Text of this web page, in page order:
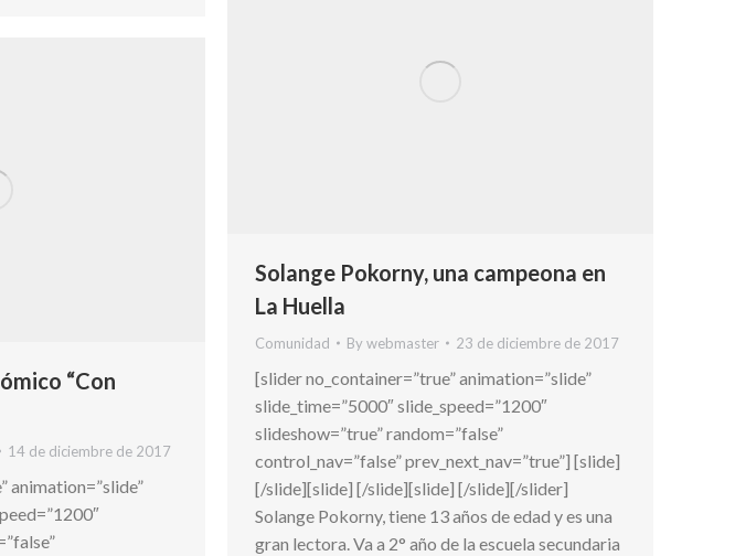
Solange Pokorny, una campeona en
La Huella
Comunidad Bywebmaster 23 de diciembre de 2017
[slider no_container=”true” animation=”slide”
slide_time=”5000″ slide_speed=”1200″
slideshow=”true” random=”false”
control_nav=”false” prev_next_nav=”true”] [slide]
[/slide][slide] [/slide][slide] [/slide][/slider]
Solange Pokorny, tiene 13 años de edad y es una
gran lectora. Va a 2° año de la escuela secundaria
“Con
14 de diciembre de 2017
animation=”slide”